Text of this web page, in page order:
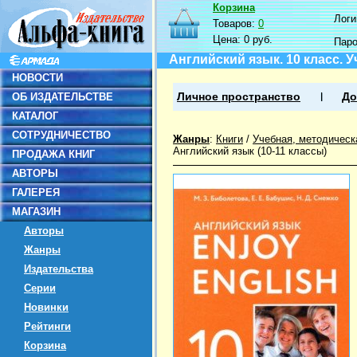
НОВОСТИ
ОБ ИЗДАТЕЛЬСТВЕ
КАТАЛОГ
СОТРУДНИЧЕСТВО
ПРОДАЖА КНИГ
АВТОРЫ
ГАЛЕРЕЯ
МАГАЗИН
Авторы
Жанры
Издательства
Серии
Новинки
Рейтинги
Корзина
Корзина
Товаров:0
Цена:0 руб.
Английский язык. 10 класс.
Личное пространство
Жанры: Книги / Учебная,
Английский язык (10-11 классы)